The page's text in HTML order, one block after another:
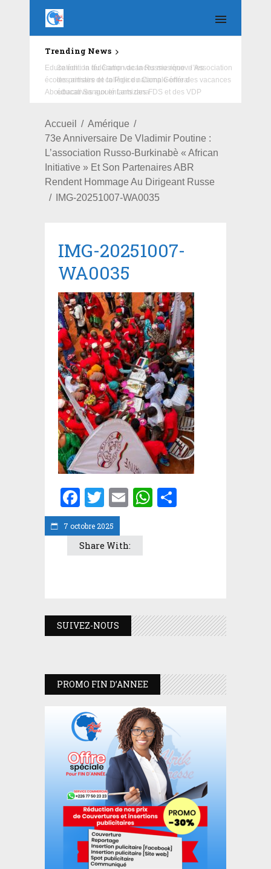
Trending News
Education : la fédération de la Russie rénove les
écoles primaire et collège du Camp Général
Aboubacar Sangoulé Lamizana
Accueil
Amérique
73e Anniversaire De Vladimir Poutine :
L’association Russo-Burkinabè « African
Initiative » Et Son Partenaires ABR
Rendent Hommage Au Dirigeant Russe
IMG-20251007-WA0035
7 octobre 2025
IMG-20251007-
WA0035
Facebook
Twitter
EmailWhatsApp
Share With:
SUIVEZ-NOUS
PROMO FIN D’ANNEE